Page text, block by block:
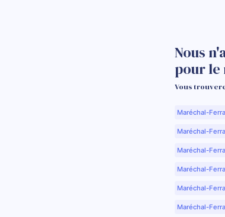
Nous
pour
Vous
Maréchal-
Maréchal-
Maréchal-
Maréchal-
Maréchal-
Maréchal-